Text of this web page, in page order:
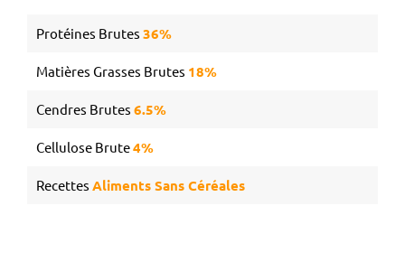
Protéines Brutes 36%
Matières Grasses Brutes 18%
Cendres Brutes 6.5%
Cellulose Brute4%
Recettes Aliments Sans Céréales